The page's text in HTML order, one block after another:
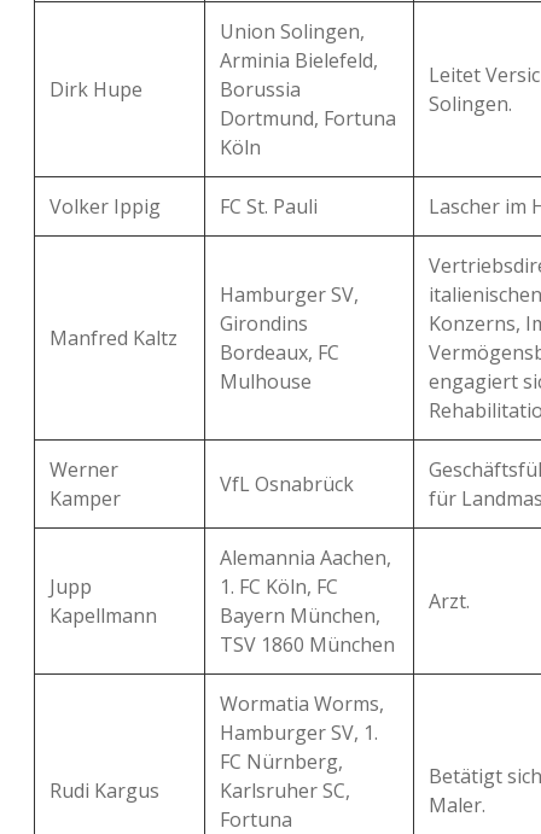
Dirk Hupe
Union Solingen,
Arminia Bielefeld,
Borussia
Dortmund, Fortuna
Köln
Leitet
Solingen.
Volker Ippig FC St. Pauli Lascher im
Manfred Kaltz
Hamburger SV,
Girondins
Bordeaux, FC
Mulhouse
Konzerns,
engagiert
Werner
Kamper
VfL Osnabrück
für
Jupp
Kapellmann
Alemannia Aachen,
1. FC Köln, FC
Bayern München,
TSV 1860 München
Arzt.
Rudi Kargus
Wormatia Worms,
Hamburger SV, 1.
FC Nürnberg,
Karlsruher SC,
Fortuna
Betätigt
Maler.